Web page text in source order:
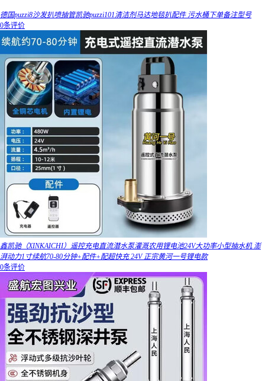
德国puzzi8沙发扒喷抽管凯驰puzzi101清洁剂马达地毯扒配件 污水桶下单备注型号
0条评价
鑫凯驰（XINKAICHI）遥控充电直流潜水泵灌溉农用锂电池24V大功率小型抽水机 澎
湃动力1寸续航70-80分钟+配件+配超快充 24V 正宗黄河一号锂电款
0条评价